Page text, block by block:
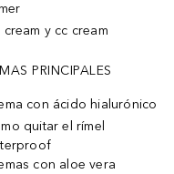
cream y cc cream
PRINCIPALES
con ácido hialurónico
quitar el rímel
con aloe vera